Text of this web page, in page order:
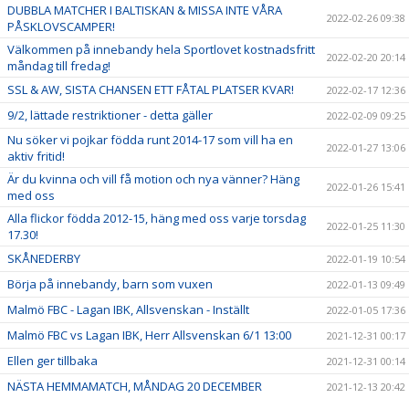
DUBBLA MATCHER I BALTISKAN & MISSA INTE VÅRA
PÅSKLOVSCAMPER!
2022-02-26 09:38
Välkommen på innebandy hela Sportlovet kostnadsfritt
måndag till fredag!
2022-02-20 20:14
SSL & AW, SISTA CHANSEN ETT FÅTAL PLATSER KVAR! 2022-02-17 12:36
9/2, lättade restriktioner - detta gäller 2022-02-09 09:25
Nu söker vi pojkar födda runt 2014-17 som vill ha en
aktiv fritid!
2022-01-27 13:06
Är du kvinna och vill få motion och nya vänner? Häng
med oss
2022-01-26 15:41
Alla flickor födda 2012-15, häng med oss varje torsdag
17.30!
2022-01-25 11:30
SKÅNEDERBY 2022-01-19 10:54
Börja på innebandy, barn som vuxen 2022-01-13 09:49
Malmö FBC - Lagan IBK, Allsvenskan - Inställt 2022-01-05 17:36
Malmö FBC vs Lagan IBK, Herr Allsvenskan 6/1 13:00 2021-12-31 00:17
Ellen ger tillbaka 2021-12-31 00:14
NÄSTA HEMMAMATCH, MÅNDAG 20 DECEMBER 2021-12-13 20:42